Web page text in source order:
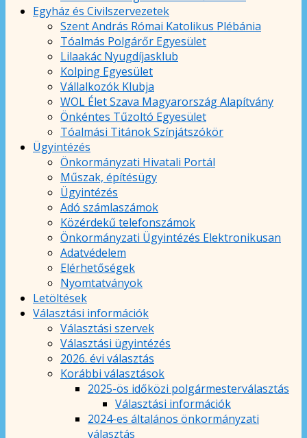
Egyház és Civilszervezetek
Szent András Római Katolikus Plébánia
Tóalmás Polgárőr Egyesület
Lilaakác Nyugdíjasklub
Kolping Egyesület
Vállalkozók Klubja
WOL Élet Szava Magyarország Alapítvány
Önkéntes Tűzoltó Egyesület
Tóalmási Titánok Színjátszókör
Ügyintézés
Önkormányzati Hivatali Portál
Műszak, építésügy
Ügyintézés
Adó számlaszámok
Közérdekű telefonszámok
Önkormányzati Ügyintézés Elektronikusan
Adatvédelem
Elérhetőségek
Nyomtatványok
Letöltések
Választási információk
Választási szervek
Választási ügyintézés
2026. évi választás
Korábbi választások
2025-ös időközi polgármesterválasztás
Választási információk
2024-es általános önkormányzati
választás